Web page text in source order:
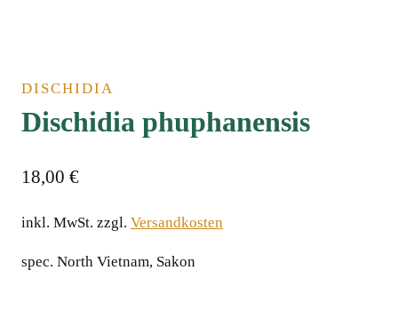
DISCHIDIA
Dischidia phuphanensis
18,00 €
inkl. MwSt. zzgl. Versandkosten
spec. North Vietnam, Sakon